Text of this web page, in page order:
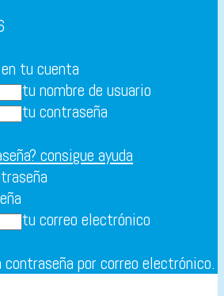
tu cuenta
tu nombre de usuario
tu contraseña
consigue ayuda
tu correo electrónico
contraseña por correo electrónico.